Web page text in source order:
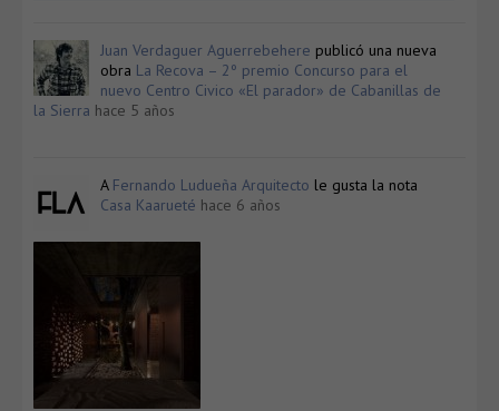
Juan Verdaguer Aguerrebehere publicó una nueva
obra La Recova – 2º premio Concurso para el
nuevo Centro Civico «El parador» de Cabanillas de
la Sierra hace 5 años
A Fernando Ludueña Arquitecto le gusta la nota
Casa Kaarueté hace 6 años